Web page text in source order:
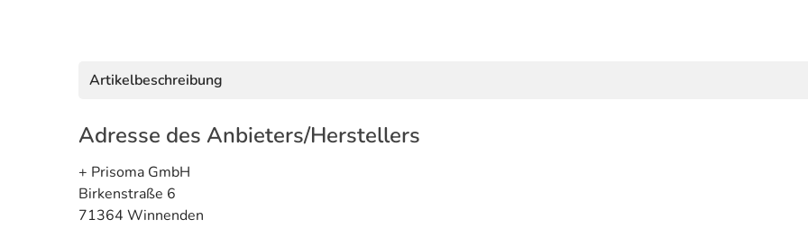
Artikelbeschreibung
Adresse des Anbieters/Herstellers
+ Prisoma GmbH
Birkenstraße 6
71364 Winnenden